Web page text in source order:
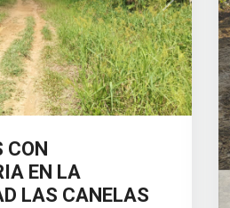
Next
CON
EN LA
LAS CANELAS